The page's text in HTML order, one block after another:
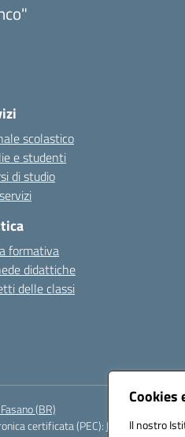
Il nostro
scolastico
e studenti
di studio
formativa
didattiche
delle classi
(BR)
certificata (PEC):